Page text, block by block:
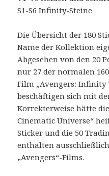
S1-S6 Infinity-Steine
Die Übersicht der 180
Name der Kollektion
Abgesehen von den 20
nur 27 der normalen
Film „Avengers: Infinity
beschäftigen sich mit
Korrekterweise hätte
Cinematic Universe“
Sticker und die 50
enthalten
„Avengers“-Films.